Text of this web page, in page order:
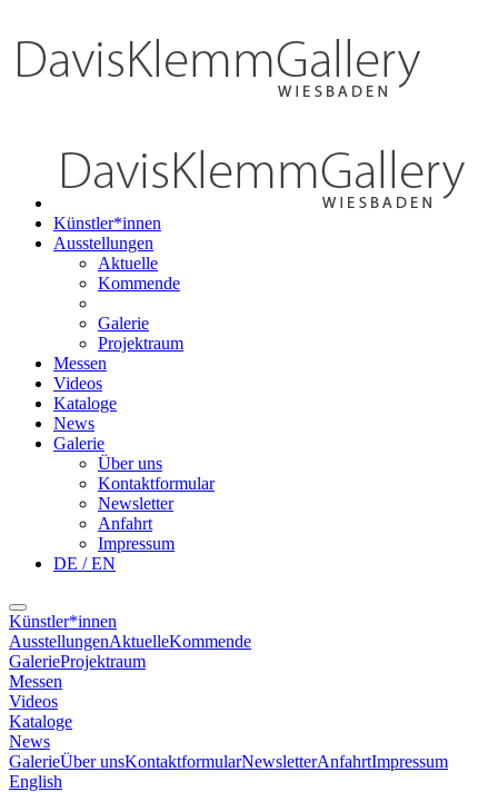
Künstler*innen
Ausstellungen
Aktuelle
Kommende
Galerie
Projektraum
Messen
Videos
Kataloge
News
Galerie
Über uns
Kontaktformular
Newsletter
Anfahrt
Impressum
DE / EN
Künstler*innen
AusstellungenAktuelleKommende
GalerieProjektraum
Messen
Videos
Kataloge
News
GalerieÜber unsKontaktformularNewsletterAnfahrtImpressum
English